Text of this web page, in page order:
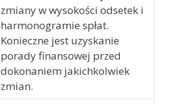
zmiany w wysokości odsetek i
harmonogramie spłat.
Konieczne jest uzyskanie
porady finansowej przed
dokonaniem jakichkolwiek
zmian.